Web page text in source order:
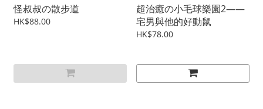
怪叔叔の散步道
HK$88.00
超治癒の小毛球樂園2——
宅男與他的好動鼠
HK$78.00